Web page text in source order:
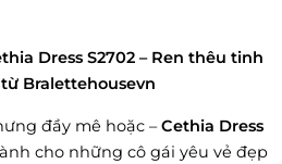
Dress S2702 – Ren thêu tinh
Bralettehousevn
đầy mê hoặc –Cethia Dress
cho những cô gái yêu vẻ đẹp